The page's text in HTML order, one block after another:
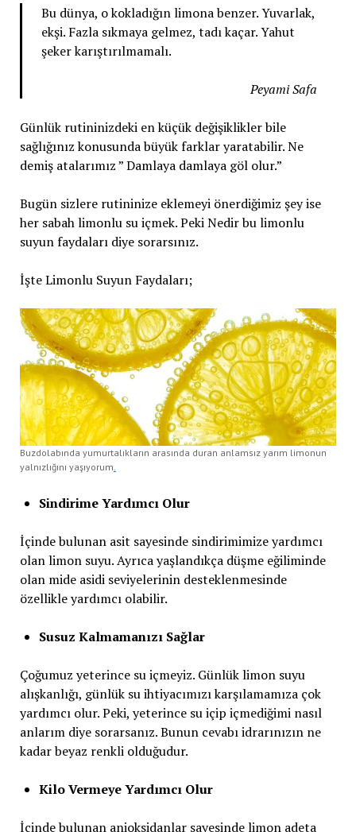
Bu dünya, o kokladığın limona benzer. Yuvarlak,
ekşi. Fazla sıkmaya gelmez, tadı kaçar. Yahut
şeker karıştırılmamalı.
Peyami Safa
Günlük rutininizdeki en küçük değişiklikler bile
sağlığınız konusunda büyük farklar yaratabilir. Ne
demiş atalarımız ” Damlaya damlaya göl olur.”
Bugün sizlere rutininize eklemeyi önerdiğimiz şey ise
her sabah limonlu su içmek. Peki Nedir bu limonlu
suyun faydaları diye sorarsınız.
İşte Limonlu Suyun Faydaları;
Buzdolabında yumurtalıkların arasında duran anlamsız yarım limonun
yalnızlığını yaşıyorum.
Sindirime Yardımcı Olur
İçinde bulunan asit sayesinde sindirimimize yardımcı
olan limon suyu. Ayrıca yaşlandıkça düşme eğiliminde
olan mide asidi seviyelerinin desteklenmesinde
özellikle yardımcı olabilir.
Susuz Kalmamanızı Sağlar
Çoğumuz yeterince su içmeyiz. Günlük limon suyu
alışkanlığı, günlük su ihtiyacımızı karşılamamıza çok
yardımcı olur. Peki, yeterince su içip içmediğimi nasıl
anlarım diye sorarsanız. Bunun cevabı idrarınızın ne
kadar beyaz renkli olduğudur.
Kilo Vermeye Yardımcı Olur
İçinde bulunan anioksidanlar sayesinde limon adeta